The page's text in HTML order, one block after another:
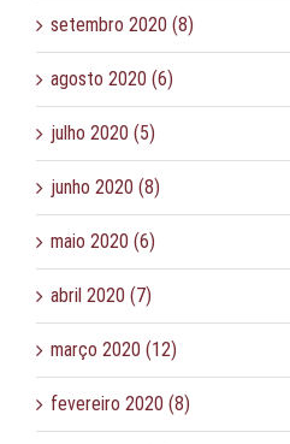
setembro 2020 (8)
agosto 2020 (6)
julho 2020 (5)
junho 2020 (8)
maio 2020 (6)
abril 2020 (7)
março 2020 (12)
fevereiro 2020 (8)